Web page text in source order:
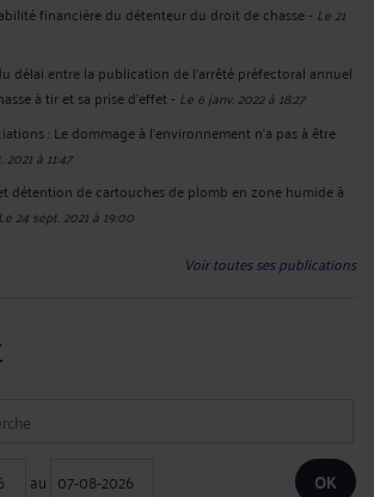
financière du détenteur du droit de chasse- Le 21
délai entre la publication de l’arrêté préfectoral annuel
à tir et sa prise d’effet- Le 6 janv. 2022 à 18:27
: Le dommage à l’environnement n’a pas à être
à 11:47
détention de cartouches de plomb en zone humide à
Le 24 sept. 2021 à 19:00
Voir toutes ses publications
au